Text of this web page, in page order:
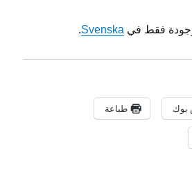
فقط في Svenska
.
بوك طباعة